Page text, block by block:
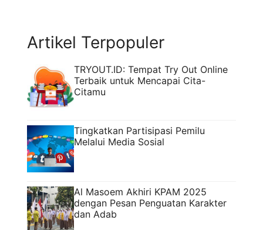
Artikel Terpopuler
TRYOUT.ID: Tempat Try Out Online
Terbaik untuk Mencapai Cita-
Citamu
Tingkatkan Partisipasi Pemilu
Melalui Media Sosial
Al Masoem Akhiri KPAM 2025
dengan Pesan Penguatan Karakter
dan Adab